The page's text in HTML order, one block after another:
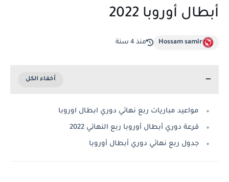
أبطال أوروبا 2022
Hossam samir منذ 4 سنة
مواعيد مباريات ربع نهائي دوري ابطال اوروبا
قرعة دوري أبطال أوروبا ربع النهائي 2022
جدول ربع نهائي دوري أبطال أوروبا